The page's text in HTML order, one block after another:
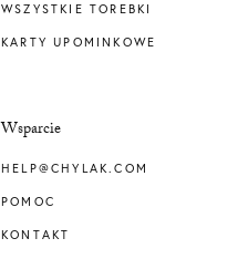
WSZYSTKIE TOREBKI
KARTY UPOMINKOWE
Wsparcie
HELP@CHYLAK.COM
POMOC
KONTAKT